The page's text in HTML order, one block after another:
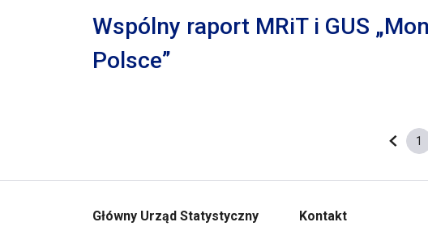
Wspólny raport MRiT i GUS
Polsce”
1
Główny Urząd Statystyczny Kontakt